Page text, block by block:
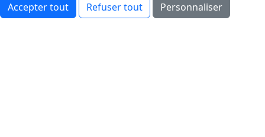
Accepter tout Refuser tout Personnaliser